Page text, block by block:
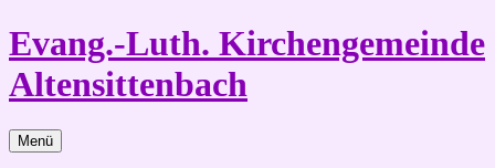
Zum
Inhalt
springen
Evang.-Luth. Kirchengemeinde
Altensittenbach
Menü